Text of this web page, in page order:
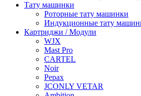
Тату машинки
Роторные тату машинки
Индукционные тату
Картриджи / Модули
WJX
Mast Pro
CARTEL
Noir
Pepax
JCONLY VETAR